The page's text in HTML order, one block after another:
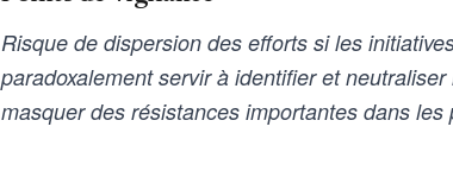
Risque de dispersion des efforts si les
paradoxalement servir à identifier et
masquer des résistances importantes dans les